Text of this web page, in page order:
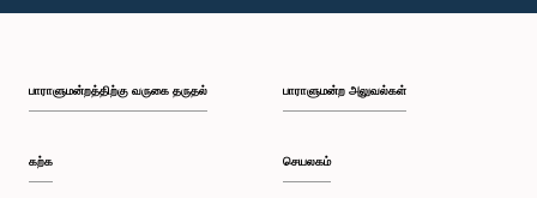
பி.ப. 1:30 - பி.ப. 1:37
பாராளுமன்றத்திற்கு வருகை தருதல்
கற்க
பாராளுமன்ற அலுவல்கள்
செயலகம்